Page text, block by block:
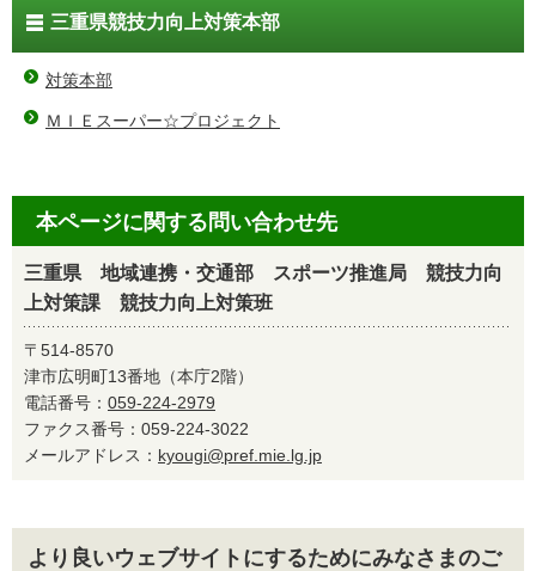
三重県競技力向上対策本部
対策本部
ＭＩＥスーパー☆プロジェクト
本ページに関する問い合わせ先
三重県 地域連携・交通部 スポーツ推進局 競技力向
上対策課 競技力向上対策班
〒514-8570
津市広明町13番地（本庁2階）
電話番号： 059-224-2979
ファクス番号：059-224-3022
メールアドレス： kyougi@pref.mie.lg.jp
より良いウェブサイトにするためにみなさまのご